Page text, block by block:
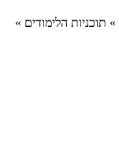
» תוכניות הלימודים »